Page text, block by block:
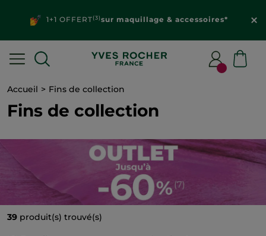
1+1 OFFERT(3)sur maquillage & accessoires*
Accueil Fins de collection
Fins de collection
39 produit(s) trouvé(s)